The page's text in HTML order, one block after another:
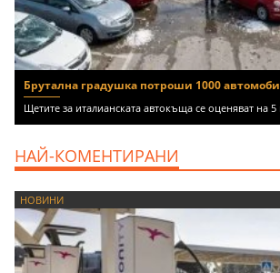
Брутална градушка потроши 1000
Щетите за италианската автокъща се оценяват на
НАЙ-КОМЕНТИРАНИ
НОВИНИ